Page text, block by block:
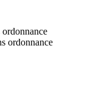
ordonnance